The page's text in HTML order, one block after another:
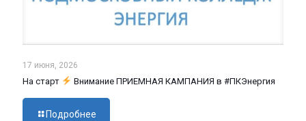
17 июня, 2026
На старт Внимание ПРИЕМНАЯ КАМПАНИЯ в #ПКЭнергия
Подробнее